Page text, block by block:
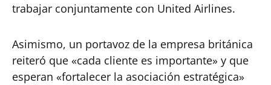
trabajar conjuntamente con United Airlines.
Asimismo, un portavoz de la empresa británica
reiteró que «cada cliente es importante» y que
esperan «fortalecer la asociación estratégica»